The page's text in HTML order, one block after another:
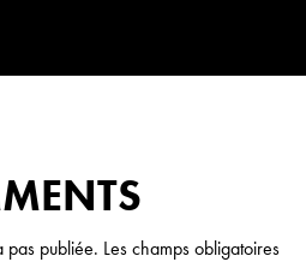
pas publiée. Les champs obligatoires